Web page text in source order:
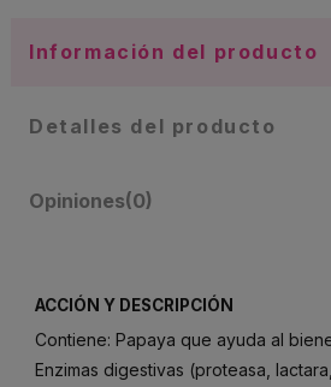
Información del producto
Detalles del producto
Opiniones(0)
ACCIÓN Y DESCRIPCIÓN
Contiene: Papaya que ayuda al
Enzimas digestivas (proteasa,